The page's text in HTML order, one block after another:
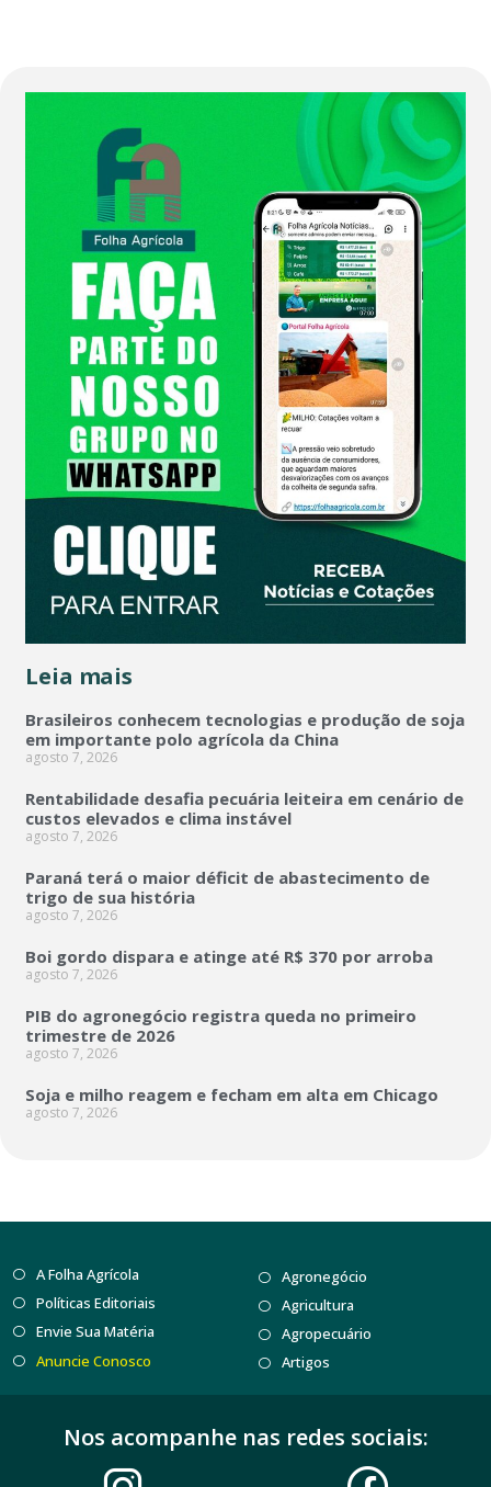
Leia mais
Brasileiros conhecem tecnologias e produção de soja
em importante polo agrícola da China
agosto 7, 2026
Rentabilidade desafia pecuária leiteira em cenário de
custos elevados e clima instável
agosto 7, 2026
Paraná terá o maior déficit de abastecimento de
trigo de sua história
agosto 7, 2026
Boi gordo dispara e atinge até R$ 370 por arroba
agosto 7, 2026
PIB do agronegócio registra queda no primeiro
trimestre de 2026
agosto 7, 2026
Soja e milho reagem e fecham em alta em Chicago
agosto 7, 2026
A Folha Agrícola
Políticas Editoriais
Envie Sua Matéria
Anuncie Conosco
Agronegócio
Agricultura
Agropecuário
Artigos
Nos acompanhe nas redes sociais: